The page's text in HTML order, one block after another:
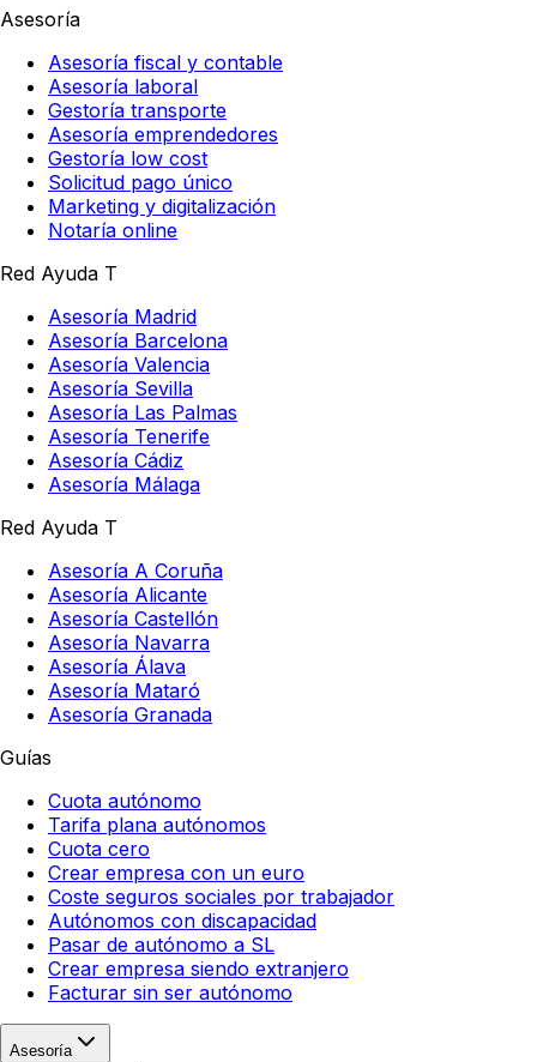
Asesoría
Asesoría fiscal y contable
Asesoría laboral
Gestoría transporte
Asesoría emprendedores
Gestoría low cost
Solicitud pago único
Marketing y digitalización
Notaría online
Red Ayuda T
Asesoría Madrid
Asesoría Barcelona
Asesoría Valencia
Asesoría Sevilla
Asesoría Las Palmas
Asesoría Tenerife
Asesoría Cádiz
Asesoría Málaga
Red Ayuda T
Asesoría A Coruña
Asesoría Alicante
Asesoría Castellón
Asesoría Navarra
Asesoría Álava
Asesoría Mataró
Asesoría Granada
Guías
Cuota autónomo
Tarifa plana autónomos
Cuota cero
Crear empresa con un euro
Coste seguros sociales por trabajador
Autónomos con discapacidad
Pasar de autónomo a SL
Crear empresa siendo extranjero
Facturar sin ser autónomo
Asesoría